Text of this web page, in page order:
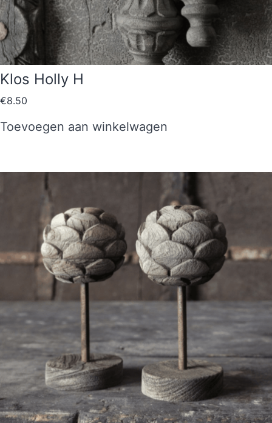
Klos Holly H
€8.50
Toevoegen aan winkelwagen